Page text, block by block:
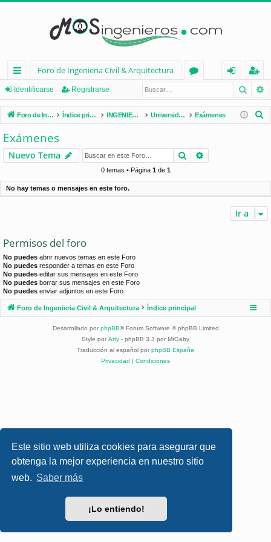
Este sitio web utiliza cookies para asegurar que
obtenga la mejor experiencia en nuestro sitio
web. Saber más
¡Lo entiendo!
nl
ac
es
rá
pi
d
Foro de Ingenieria Civil & Arquitectura
os
nt
ifi
e
eg
ist
ra
Identificarse Registrarse
Foro de Ingenieria Civil & Arquitectura Índice principal INGENIERÍA CIVIL (España) Universidades de España Exámenes
r
Exámenes
Nuevo Tema Buscar
0 temas • Página 1de 1
No hay temas o mensajes en este foro.
Ir a
Permisos del foro
No puedes abrir nuevos temas en este Foro
No puedes responder a temas en este Foro
No puedes editar sus mensajes en este Foro
No puedes borrar sus mensajes en este Foro
No puedes enviar adjuntos en este Foro
Foro de Ingenieria Civil & Arquitectura Índice principal
Desarrollado por phpBB® Forum Software © phpBB Limited
Style por Arty - phpBB 3.3 por MrGaby
Traducción al español por phpBB España
Privacidad | Condiciones